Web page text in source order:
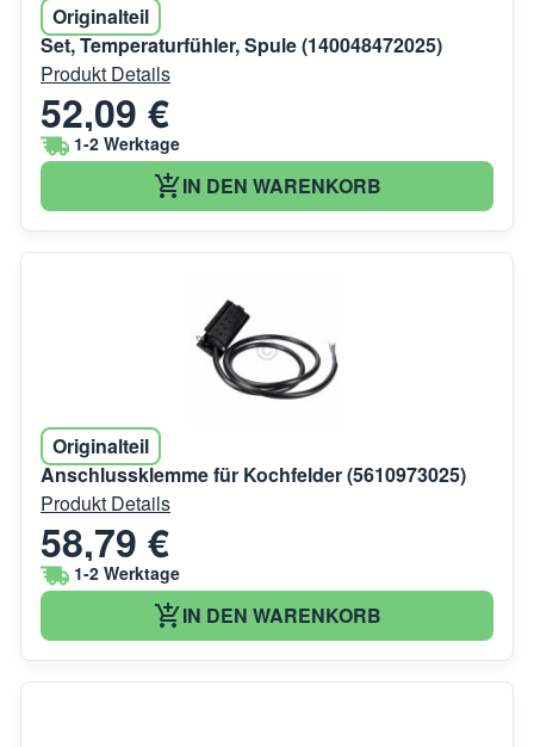
Originalteil
Set, Temperaturfühler, Spule (140048472025)
Produkt Details
52,09 €
1-2 Werktage
IN DEN WARENKORB
Originalteil
Anschlussklemme für Kochfelder (5610973025)
Produkt Details
58,79 €
1-2 Werktage
IN DEN WARENKORB